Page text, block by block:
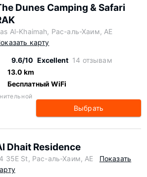
Dunes Camping & Safari
Al-Khaimah, Рас-аль-Хаим, AE
карту
9.6/10 Excellent 14 отзывам
13.0 km
Бесплатный WiFi
Выбрать
Dhait Residence
35E St, Рас-аль-Хаим, AE
Показать